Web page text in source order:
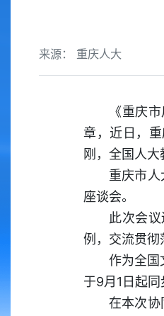
来源： 重庆人大
《重庆
章，近日，
刚，全国人
重庆市
座谈会。
此次会
例，交流贯彻
作为全国
于9月1日起同
在本次协